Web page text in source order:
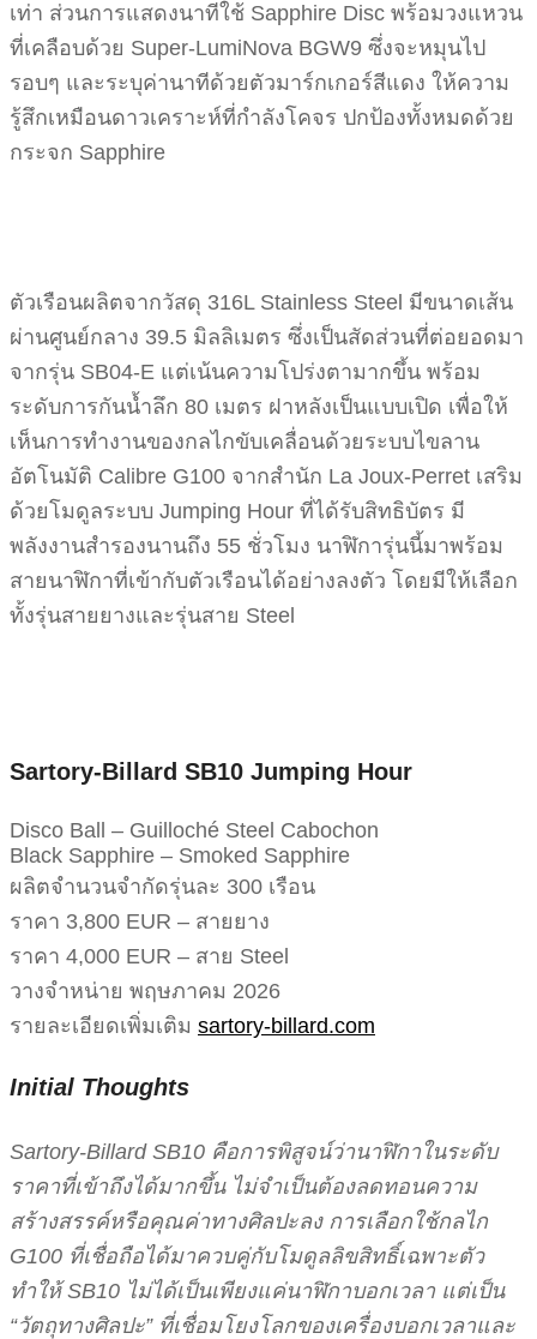
เท่า ส่วนการแสดงนาทีใช้ Sapphire Disc พร้อมวงแหวน
ที่เคลือบด้วย Super-LumiNova BGW9 ซึ่งจะหมุนไป
รอบๆ และระบุค่านาทีด้วยตัวมาร์กเกอร์สีแดง ให้ความ
รู้สึกเหมือนดาวเคราะห์ที่กำลังโคจร ปกป้องทั้งหมดด้วย
กระจก Sapphire
ตัวเรือนผลิตจากวัสดุ 316L Stainless Steel มีขนาดเส้น
ผ่านศูนย์กลาง 39.5 มิลลิเมตร ซึ่งเป็นสัดส่วนที่ต่อยอดมา
จากรุ่น SB04-E แต่เน้นความโปร่งตามากขึ้น พร้อม
ระดับการกันน้ำลึก 80 เมตร ฝาหลังเป็นแบบเปิด เพื่อให้
เห็นการทำงานของกลไกขับเคลื่อนด้วยระบบไขลาน
อัตโนมัติ Calibre G100 จากสำนัก La Joux-Perret เสริม
ด้วยโมดูลระบบ Jumping Hour ที่ได้รับสิทธิบัตร มี
พลังงานสำรองนานถึง 55 ชั่วโมง นาฬิการุ่นนี้มาพร้อม
สายนาฬิกาที่เข้ากับตัวเรือนได้อย่างลงตัว โดยมีให้เลือก
ทั้งรุ่นสายยางและรุ่นสาย Steel
Sartory-Billard SB10 Jumping Hour
Disco Ball – Guilloché Steel Cabochon
Black Sapphire – Smoked Sapphire
ผลิตจำนวนจำกัดรุ่นละ 300 เรือน
ราคา 3,800 EUR – สายยาง
ราคา 4,000 EUR – สาย Steel
วางจำหน่าย พฤษภาคม 2026
รายละเอียดเพิ่มเติม sartory-billard.com
Initial Thoughts
Sartory-Billard SB10 คือการพิสูจน์ว่านาฬิกาในระดับ
ราคาที่เข้าถึงได้มากขึ้น ไม่จำเป็นต้องลดทอนความ
สร้างสรรค์หรือคุณค่าทางศิลปะลง การเลือกใช้กลไก
G100 ที่เชื่อถือได้มาควบคู่กับโมดูลลิขสิทธิ์เฉพาะตัว
ทำให้ SB10 ไม่ได้เป็นเพียงแค่นาฬิกาบอกเวลา แต่เป็น
“วัตถุทางศิลปะ” ที่เชื่อมโยงโลกของเครื่องบอกเวลาและ